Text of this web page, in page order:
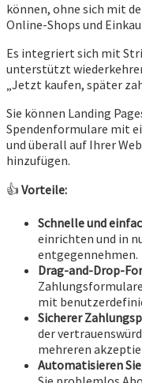
können, ohne sich mit
Online-Shops und
Es integriert sich mit
unterstützt
„Jetzt kaufen, später
Sie können Landing
Spendenformulare mit
und überall auf Ihrer
hinzufügen.
👍 Vorteile:
Schnelle und
einrichten und in
entgegennehmen.
Drag-and-Drop-
mit
Sicherer
der
mehreren
Automatisieren